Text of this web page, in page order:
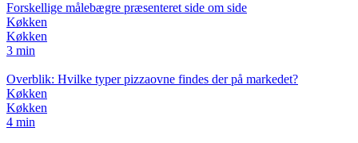
Forskellige målebægre præsenteret side om side
Køkken
Køkken
3 min
Overblik: Hvilke typer pizzaovne findes der på markedet?
Køkken
Køkken
4 min